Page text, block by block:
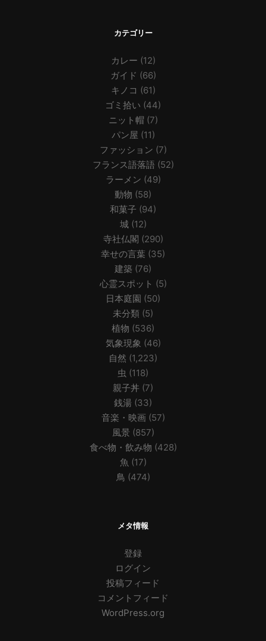
カテゴリー
カレー (12)
ガイド (66)
キノコ (61)
ゴミ拾い (44)
ニット帽 (7)
パン屋 (11)
ファッション (7)
フランス語落語 (52)
ラーメン (49)
動物 (58)
和菓子 (94)
城(12)
寺社仏閣 (290)
幸せの言葉 (35)
建築 (76)
心霊スポット (5)
日本庭園 (50)
未分類 (5)
植物 (536)
気象現象 (46)
自然 (1,223)
虫 (118)
親子丼 (7)
銭湯 (33)
音楽・映画 (57)
風景(857)
食べ物・飲み物 (428)
魚 (17)
鳥 (474)
メタ情報
登録
ログイン
投稿フィード
コメントフィード
WordPress.org